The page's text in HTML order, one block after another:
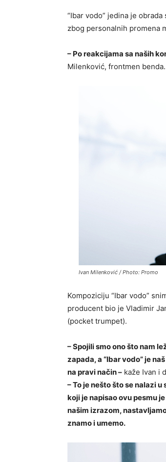
“Ibar vodo” jedina je
zbog personalnih promena
– Po reakcijama sa naših
Milenković, frontmen benda.
Ivan Milenković / Photo: Promo
Kompoziciju “Ibar vodo”
producent bio je Vladimir
(pocket trumpet).
– Spojili smo ono što nam
zapada, a “Ibar vodo” je
na pravi način – kaže Ivan i
– To je nešto što se nalazi
koji je napisao ovu pesmu
našim izrazom,
znamo i umemo.